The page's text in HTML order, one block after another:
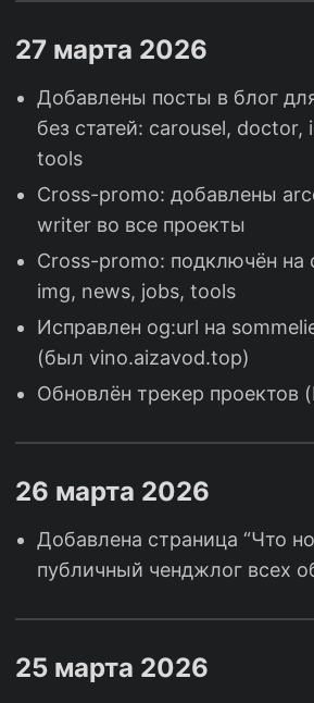
27 марта 2026
Добавлены посты в блог
без статей: carousel, doctor,
tools
Cross-promo: добавлены
writer во все проекты
Cross-promo: подключён на
img, news, jobs, tools
Исправлен og:url на
(был vino.aizavod.top)
Обновлён трекер проектов
26 марта 2026
Добавлена страница “Что
публичный ченджлог всех
25 марта 2026